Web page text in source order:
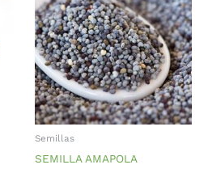
Semillas
SEMILLA AMAPOLA